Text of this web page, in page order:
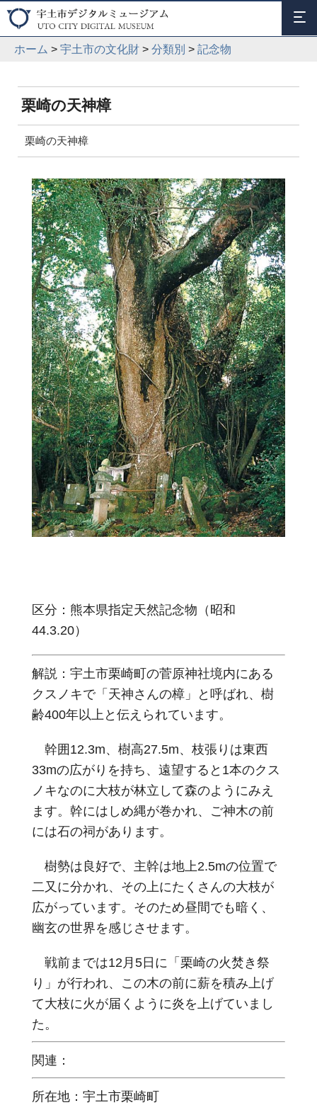
ホーム > 宇土市の文化財 > 分類別 > 記念物
栗崎の天神樟
栗崎の天神樟
区分：熊本県指定天然記念物（昭和
44.3.20）
解説：宇土市栗崎町の菅原神社境内にある
クスノキで「天神さんの樟」と呼ばれ、樹
齢400年以上と伝えられています。
幹囲12.3m、樹高27.5m、枝張りは東西
33mの広がりを持ち、遠望すると1本のクス
ノキなのに大枝が林立して森のようにみえ
ます。幹にはしめ縄が巻かれ、ご神木の前
には石の祠があります。
樹勢は良好で、主幹は地上2.5mの位置で
二又に分かれ、その上にたくさんの大枝が
広がっています。そのため昼間でも暗く、
幽玄の世界を感じさせます。
戦前までは12月5日に「栗崎の火焚き祭
り」が行われ、この木の前に薪を積み上げ
て大枝に火が届くように炎を上げていまし
た。
関連：
所在地：宇土市栗崎町